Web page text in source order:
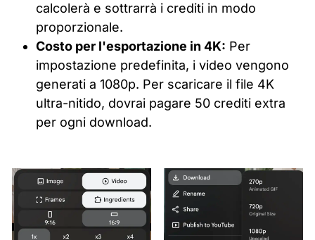
calcolerà e sottrarrà i crediti in modo
proporzionale.
Costo per l'esportazione in 4K: Per
impostazione predefinita, i video vengono
generati a 1080p. Per scaricare il file 4K
ultra-nitido, dovrai pagare 50 crediti extra
per ogni download.